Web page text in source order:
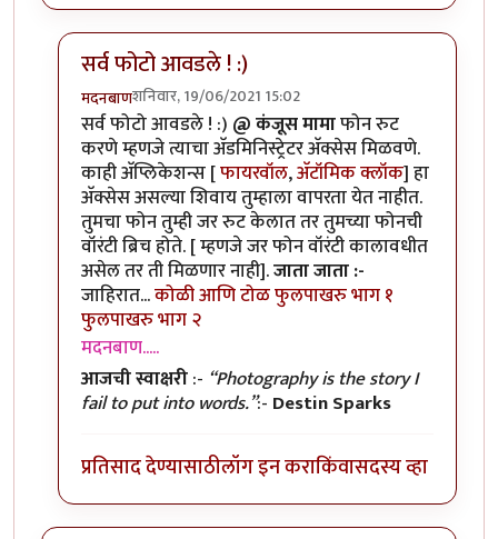
सर्व फोटो आवडले ! :)
मदनबाणशनिवार, 19/06/2021 15:02
In reply toमोबाइल रूट करणे?byकंजूस
सर्व फोटो आवडले ! :) @ कंजूस मामाफोन रुट
करणे म्हणजे त्याचा अ‍ॅडमिनिस्ट्रेटर अ‍ॅक्सेस मिळवणे.
काही अ‍ॅप्लिकेशन्स [फायरवॉल,अ‍ॅटॉमिक क्लॉक] हा
अ‍ॅक्सेस असल्या शिवाय तुम्हाला वापरता येत नाहीत.
तुमचा फोन तुम्ही जर रुट केलात तर तुमच्या फोनची
वॉरंटी ब्रिच होते. [ म्हणजे जर फोन वॉरंटी कालावधीत
असेल तर ती मिळणार नाही].जाता जाता :-
जाहिरात...कोळी आणि टोळफुलपाखरु भाग १
फुलपाखरु भाग २
मदनबाण.....
आजची स्वाक्षरी:- “Photography is the story I
fail to put into words.”:- Destin Sparks
प्रतिसाद देण्यासाठीलॉग इन कराकिंवासदस्य व्हा